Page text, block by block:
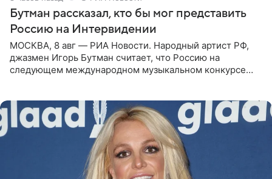
Бутман рассказал, кто бы мог представить
Россию на Интервидении
МОСКВА, 8 авг — РИА Новости. Народный артист РФ,
джазмен Игорь Бутман считает, что Россию на
следующем международном музыкальном конкурсе